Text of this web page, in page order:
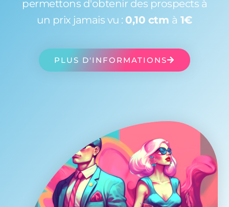
permettons d'obtenir des prospects à
un prix jamais vu : 0,10 ctm à 1€
PLUS D'INFORMATIONS